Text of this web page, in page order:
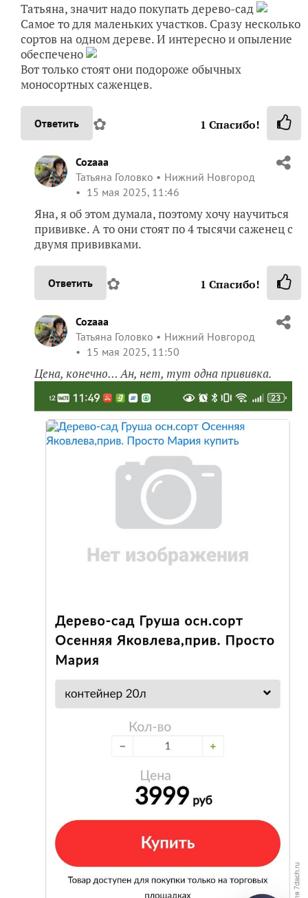
Татьяна, значит надо покупать дерево-сад
Самое то для маленьких участков. Сразу несколько
сортов на одном дереве. И интересно и опыление
обеспечено
Вот только стоят они подороже обычных
моносортных саженцев.
Ответить ✿ 1 Спасибо!
Cozaaa
Татьяна Головко
Нижний Новгород
15 мая 2025, 11:46
Яна, я об этом думала, поэтому хочу научиться
прививке. А то они стоят по 4 тысячи саженец с
двумя прививками.
Ответить ✿ 1 Спасибо!
Cozaaa
Татьяна Головко
Нижний Новгород
15 мая 2025, 11:50
Цена, конечно… Ан, нет, тут одна прививка.